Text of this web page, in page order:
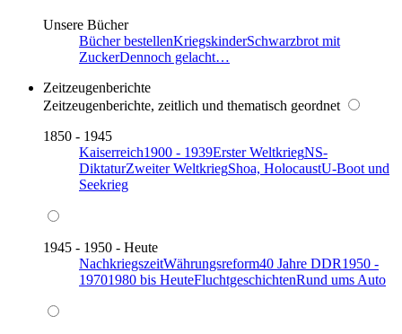
Unsere Bücher
Bücher bestellenKriegskinderSchwarzbrot mit
ZuckerDennoch gelacht…
Zeitzeugenberichte
Zeitzeugenberichte, zeitlich und thematisch geordnet
1850 - 1945
Kaiserreich1900 - 1939Erster WeltkriegNS-
DiktaturZweiter WeltkriegShoa, HolocaustU-Boot und
Seekrieg
1945 - 1950 - Heute
NachkriegszeitWährungsreform40 Jahre DDR1950 -
19701980 bis HeuteFluchtgeschichtenRund ums Auto